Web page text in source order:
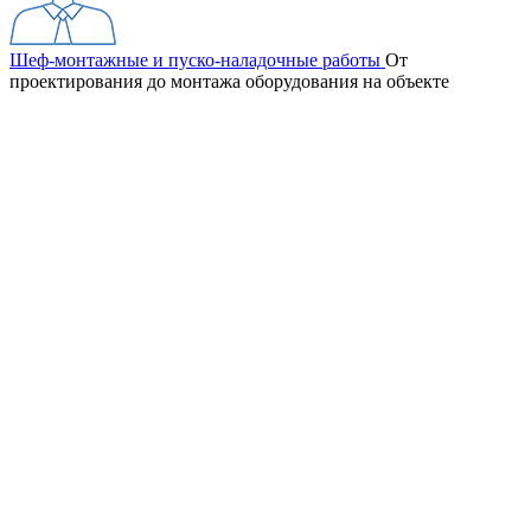
Шеф-монтажные и пуско-наладочные работы От
проектирования до монтажа оборудования на объекте